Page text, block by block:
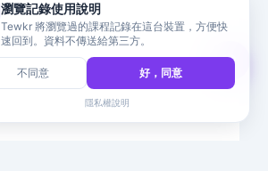
瀏覽記錄使用說明
Tewkr 將瀏覽過的課程記錄在這台裝置，方便快
速回到。資料不傳送給第三方。
不同意 好，同意
隱私權說明